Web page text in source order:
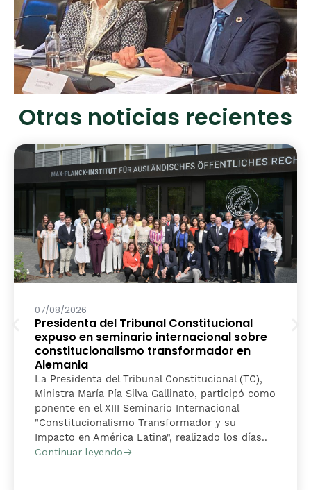
Otras noticias recientes
07/08/2026
Presidenta del Tribunal Constitucional
expuso en seminario internacional sobre
constitucionalismo transformador en
Alemania
La Presidenta del Tribunal Constitucional (TC),
Ministra María Pía Silva Gallinato, participó como
ponente en el XIII Seminario Internacional
"Constitucionalismo Transformador y su
Impacto en América Latina", realizado los días..
Continuar leyendo